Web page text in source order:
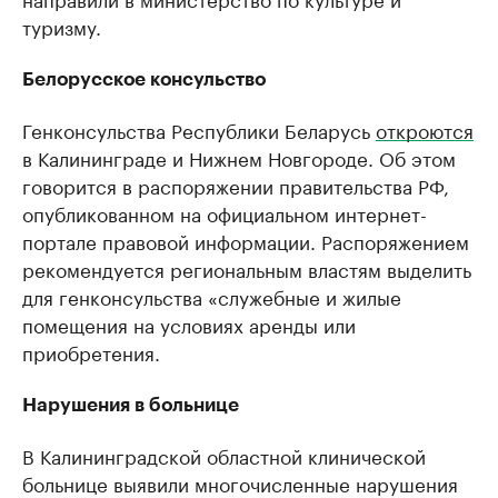
туризму.
Белорусское консульство
Генконсульства Республики Беларусьоткроются
в Калининграде и Нижнем Новгороде. Об этом
говорится в распоряжении правительства РФ,
опубликованном на официальном интернет-
портале правовой информации. Распоряжением
рекомендуется региональным властям выделить
для генконсульства «служебные и жилые
помещения на условиях аренды или
приобретения.
Нарушения в больнице
В Калининградской областной клинической
больнице выявили многочисленные нарушения